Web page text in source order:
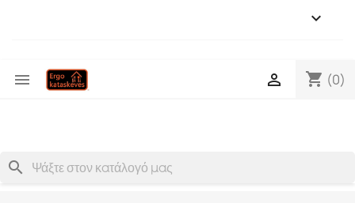

 shopping_cart (0)

search